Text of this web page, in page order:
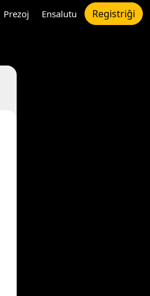
Prezoj Ensalutu Registriĝi